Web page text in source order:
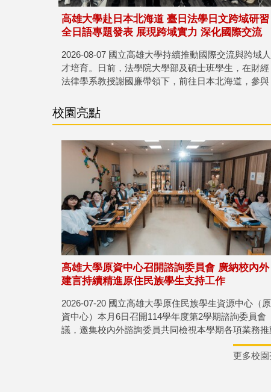
高雄大學赴日本北海道 臺日法學日文跨域研習
全日語專題發表 展現跨域實力 深化國際交流
2026-08-07 國立高雄大學持續推動國際交流與跨域人
才培育。日前，法學院大學部及碩士班學生，在財經
法律學系教授謝國廉帶領下，前往日本北海道，參與
法學日文跨域研習活動」...
校園亮點
高雄大學原資中心召開諮詢委員會 廣納校內外
建言持續精進原住民族學生支持工作
2026-07-20 國立高雄大學原住民族學生資源中心（原
資中心）本月6日召開114學年度第2學期諮詢委員會
議，邀集校內外諮詢委員共同檢視本學期各項業務推
成果，並提供專業建議，作為未來持續精進原住民族
更多校